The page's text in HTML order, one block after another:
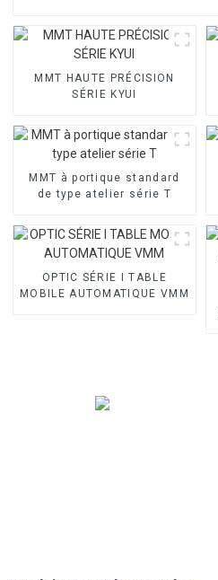
MMT HAUTE PRÉCISION
SÉRIE KYUI
MMT à portique standard
de type atelier série T
OPTIC SÉRIE I TABLE
MOBILE AUTOMATIQUE VMM